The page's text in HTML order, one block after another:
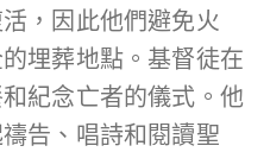
，因此他們避免火
埋葬地點。基督徒在
紀念亡者的儀式。他
告、唱詩和閱讀聖